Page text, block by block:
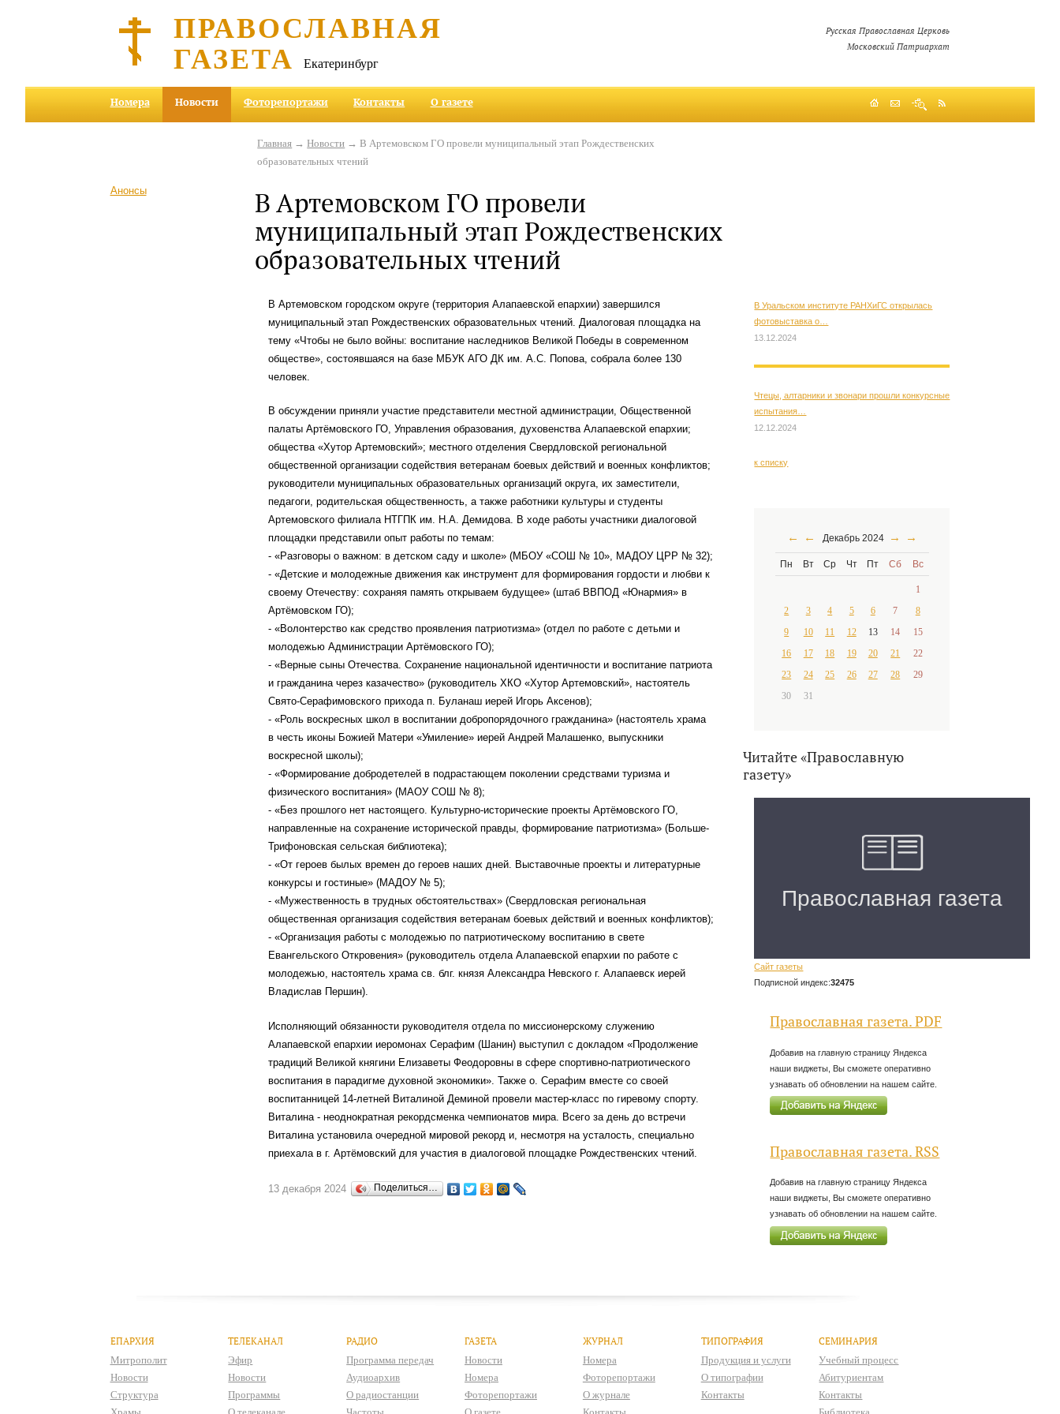
ПРАВОСЛАВНАЯ
ГАЗЕТА Екатеринбург
Русская Православная Церковь
Московский Патриархат
Номера Новости Фоторепортажи Контакты О газете
Анонсы
Главная →Новости → В Артемовском ГО провели муниципальный этап Рождественских
образовательных чтений
В Артемовском ГО провели
муниципальный этап Рождественских
образовательных чтений
В Артемовском городском округе (территория Алапаевской епархии) завершился
муниципальный этап Рождественских образовательных чтений. Диалоговая площадка на
тему «Чтобы не было войны: воспитание наследников Великой Победы в современном
обществе», состоявшаяся на базе МБУК АГО ДК им. А.С. Попова, собрала более 130
человек.
В обсуждении приняли участие представители местной администрации, Общественной
палаты Артёмовского ГО, Управления образования, духовенства Алапаевской епархии;
общества «Хутор Артемовский»; местного отделения Свердловской региональной
общественной организации содействия ветеранам боевых действий и военных конфликтов;
руководители муниципальных образовательных организаций округа, их заместители,
педагоги, родительская общественность, а также работники культуры и студенты
Артемовского филиала НТГПК им. Н.А. Демидова. В ходе работы участники диалоговой
площадки представили опыт работы по темам:
- «Разговоры о важном: в детском саду и школе» (МБОУ «СОШ № 10», МАДОУ ЦРР № 32);
- «Детские и молодежные движения как инструмент для формирования гордости и любви к
своему Отечеству: сохраняя память открываем будущее» (штаб ВВПОД «Юнармия» в
Артёмовском ГО);
- «Волонтерство как средство проявления патриотизма» (отдел по работе с детьми и
молодежью Администрации Артёмовского ГО);
- «Верные сыны Отечества. Сохранение национальной идентичности и воспитание патриота
и гражданина через казачество» (руководитель ХКО «Хутор Артемовский», настоятель
Свято-Серафимовского прихода п. Буланаш иерей Игорь Аксенов);
- «Роль воскресных школ в воспитании добропорядочного гражданина» (настоятель храма
в честь иконы Божией Матери «Умиление» иерей Андрей Малашенко, выпускники
воскресной школы);
- «Формирование добродетелей в подрастающем поколении средствами туризма и
физического воспитания» (МАОУ СОШ № 8);
- «Без прошлого нет настоящего. Культурно-исторические проекты Артёмовского ГО,
направленные на сохранение исторической правды, формирование патриотизма» (Больше-
Трифоновская сельская библиотека);
- «От героев былых времен до героев наших дней. Выставочные проекты и литературные
конкурсы и гостиные» (МАДОУ № 5);
- «Мужественность в трудных обстоятельствах» (Свердловская региональная
общественная организация содействия ветеранам боевых действий и военных конфликтов);
- «Организация работы с молодежью по патриотическому воспитанию в свете
Евангельского Откровения» (руководитель отдела Алапаевской епархии по работе с
молодежью, настоятель храма св. блг. князя Александра Невского г. Алапаевск иерей
Владислав Першин).
Исполняющий обязанности руководителя отдела по миссионерскому служению
Алапаевской епархии иеромонах Серафим (Шанин) выступил с докладом «Продолжение
традиций Великой княгини Елизаветы Феодоровны в сфере спортивно-патриотического
воспитания в парадигме духовной экономики». Также о. Серафим вместе со своей
воспитанницей 14-летней Виталиной Деминой провели мастер-класс по гиревому спорту.
Виталина - неоднократная рекордсменка чемпионатов мира. Всего за день до встречи
Виталина установила очередной мировой рекорд и, несмотря на усталость, специально
приехала в г. Артёмовский для участия в диалоговой площадке Рождественских чтений.
13 декабря 2024 Поделиться…
В Уральском институте РАНХиГС открылась
фотовыставка о…
13.12.2024
Чтецы, алтарники и звонари прошли конкурсные
испытания…
12.12.2024
к списку
← ← Декабрь 2024 → →
Пн Вт Ср Чт Пт Сб Вс
1
2
3 4 5 6 7
8
9
10 11 12 13 14
15
16
17 18 19 20 21
22
23
24 25 26 27 28
29
30
31
Читайте «Православную
газету»
Сайт газеты
Подписной индекс:32475
Православная газета. PDF
Добавив на главную страницу Яндекса
наши виджеты, Вы сможете оперативно
узнавать об обновлении на нашем сайте.
Православная газета. RSS
Добавив на главную страницу Яндекса
наши виджеты, Вы сможете оперативно
узнавать об обновлении на нашем сайте.
ЕПАРХИЯ
Митрополит
Новости
Структура
ТЕЛЕКАНАЛ
Эфир
Новости
Программы
РАДИО
Программа передач
Аудиоархив
О радиостанции
ГАЗЕТА
Новости
Номера
Фоторепортажи
ЖУРНАЛ
Номера
Фоторепортажи
О журнале
ТИПОГРАФИЯ
Продукция и услуги
О типографии
Контакты
СЕМИНАРИЯ
Учебный процесс
Абитуриентам
Контакты